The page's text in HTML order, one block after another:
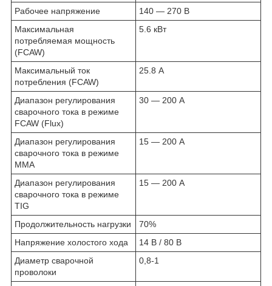
Рабочее напряжение
140 — 270 В
Максимальная
потребляемая мощность
(FCAW)
5.6 кВт
Максимальный ток
потребления (FCAW)
25.8 А
Диапазон регулирования
сварочного тока в режиме
FCAW (Flux)
30 — 200 А
Диапазон регулирования
сварочного тока в режиме
ММА
15 — 200 А
Диапазон регулирования
сварочного тока в режиме
TIG
15 — 200 А
Продолжительность нагрузки
70%
Напряжение холостого хода
14 В / 80 В
Диаметр сварочной
проволоки
0,8-1